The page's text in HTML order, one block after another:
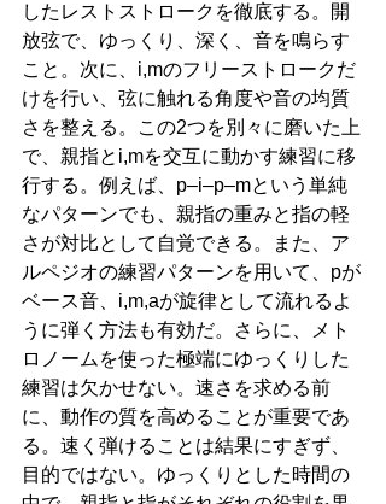
したレストストロークを徹底する。開
放弦で、ゆっくり、深く、音を鳴らす
こと。次に、i,mのフリーストロークだ
けを行い、弦に触れる角度や音の均質
さを整える。この2つを別々に磨いた上
で、親指とi,mを交互に動かす練習に移
行する。例えば、p–i–p–mという単純
なパターンでも、親指の重みと指の軽
さが対比として自覚できる。また、ア
ルペジオの練習パターンを用いて、pが
ベース音、i,m,aが旋律として流れるよ
うに弾く方法も有効だ。さらに、メト
ロノームを使った極端にゆっくりした
練習は欠かせない。速さを求める前
に、動作の質を高めることが重要であ
る。速く弾けることは結果にすぎず、
目的ではない。ゆっくりとした時間の